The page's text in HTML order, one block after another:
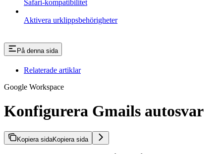
Safari-kompatibilitet
Aktivera urklippsbehörigheter
På denna sida
Relaterade artiklar
Google Workspace
Konfigurera Gmails autosvar
Kopiera sidaKopiera sida